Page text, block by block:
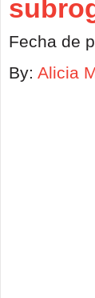
Fecha de
By: Alicia